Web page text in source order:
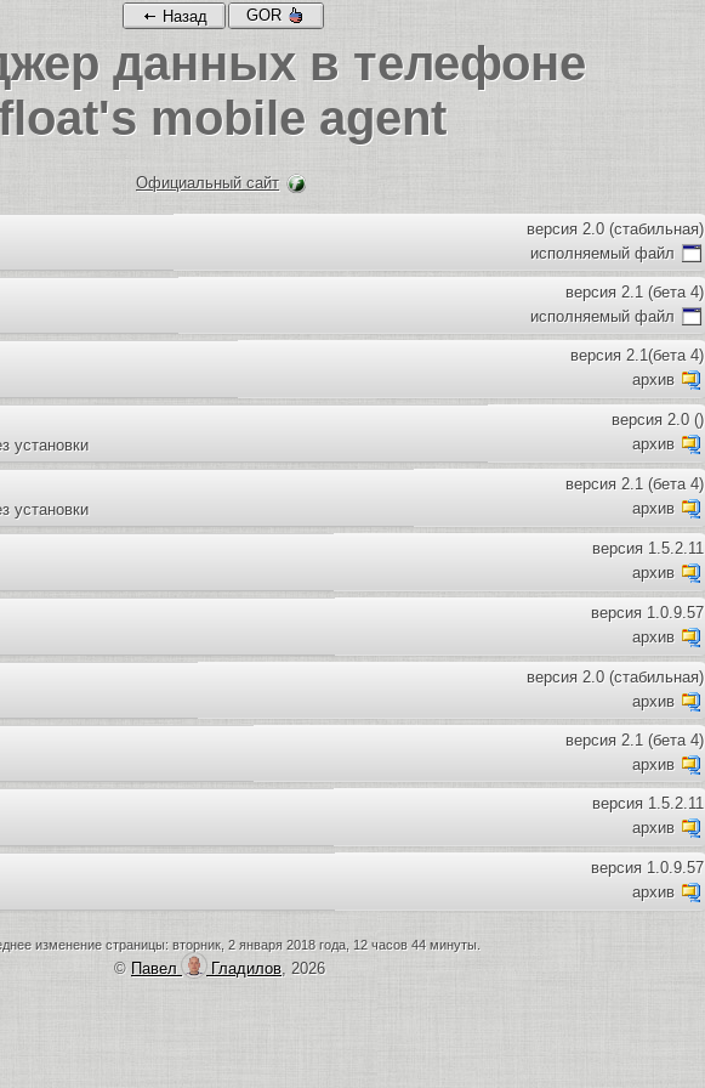
Назад GOR
данных в телефоне
mobile agent
Официальный сайт
версия 2.0 (стабильная)
исполняемый файл
версия 2.1 (бета 4)
исполняемый файл
версия 2.1(бета 4)
архив
установки
версия 2.0 ()
архив
установки
версия 2.1 (бета 4)
архив
версия 1.5.2.11
архив
версия 1.0.9.57
архив
версия 2.0 (стабильная)
архив
версия 2.1 (бета 4)
архив
версия 1.5.2.11
архив
версия 1.0.9.57
архив
изменение страницы: вторник, 2 января 2018 года, 12 часов 44 минуты.
© Павел Гладилов, 2026